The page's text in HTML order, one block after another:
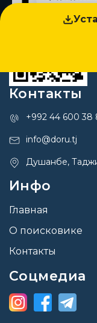
Контакты
+992 44 600 38
info@doru.tj
Душанбе,
Инфо
Главная
О поисковике
Контакты
Соцмедиа